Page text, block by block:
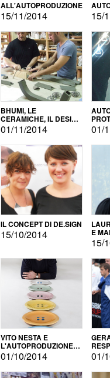
ALL'AUTOPRODUZIONE
15/11/2014 15/
BHUMI, LE
CERAMICHE, IL DESIGN
E L'AUTOPRODUZIONE
01/11/2014 01/
IL CONCEPT DI DE.SIGN
15/10/2014 E
15/
VITO NESTA E
L'AUTOPRODUZIONE
COME RECUPERO DEI
SIMBOLI
01/10/2014 01/